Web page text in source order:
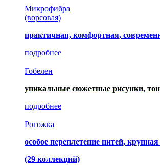
Микрофибра
(ворсовая)
практичная, комфортная,
подробнее
Гобелен
уникальные сюжетные рисунки,
подробнее
Рогожка
особое переплетение нитей,
(29 коллекций)